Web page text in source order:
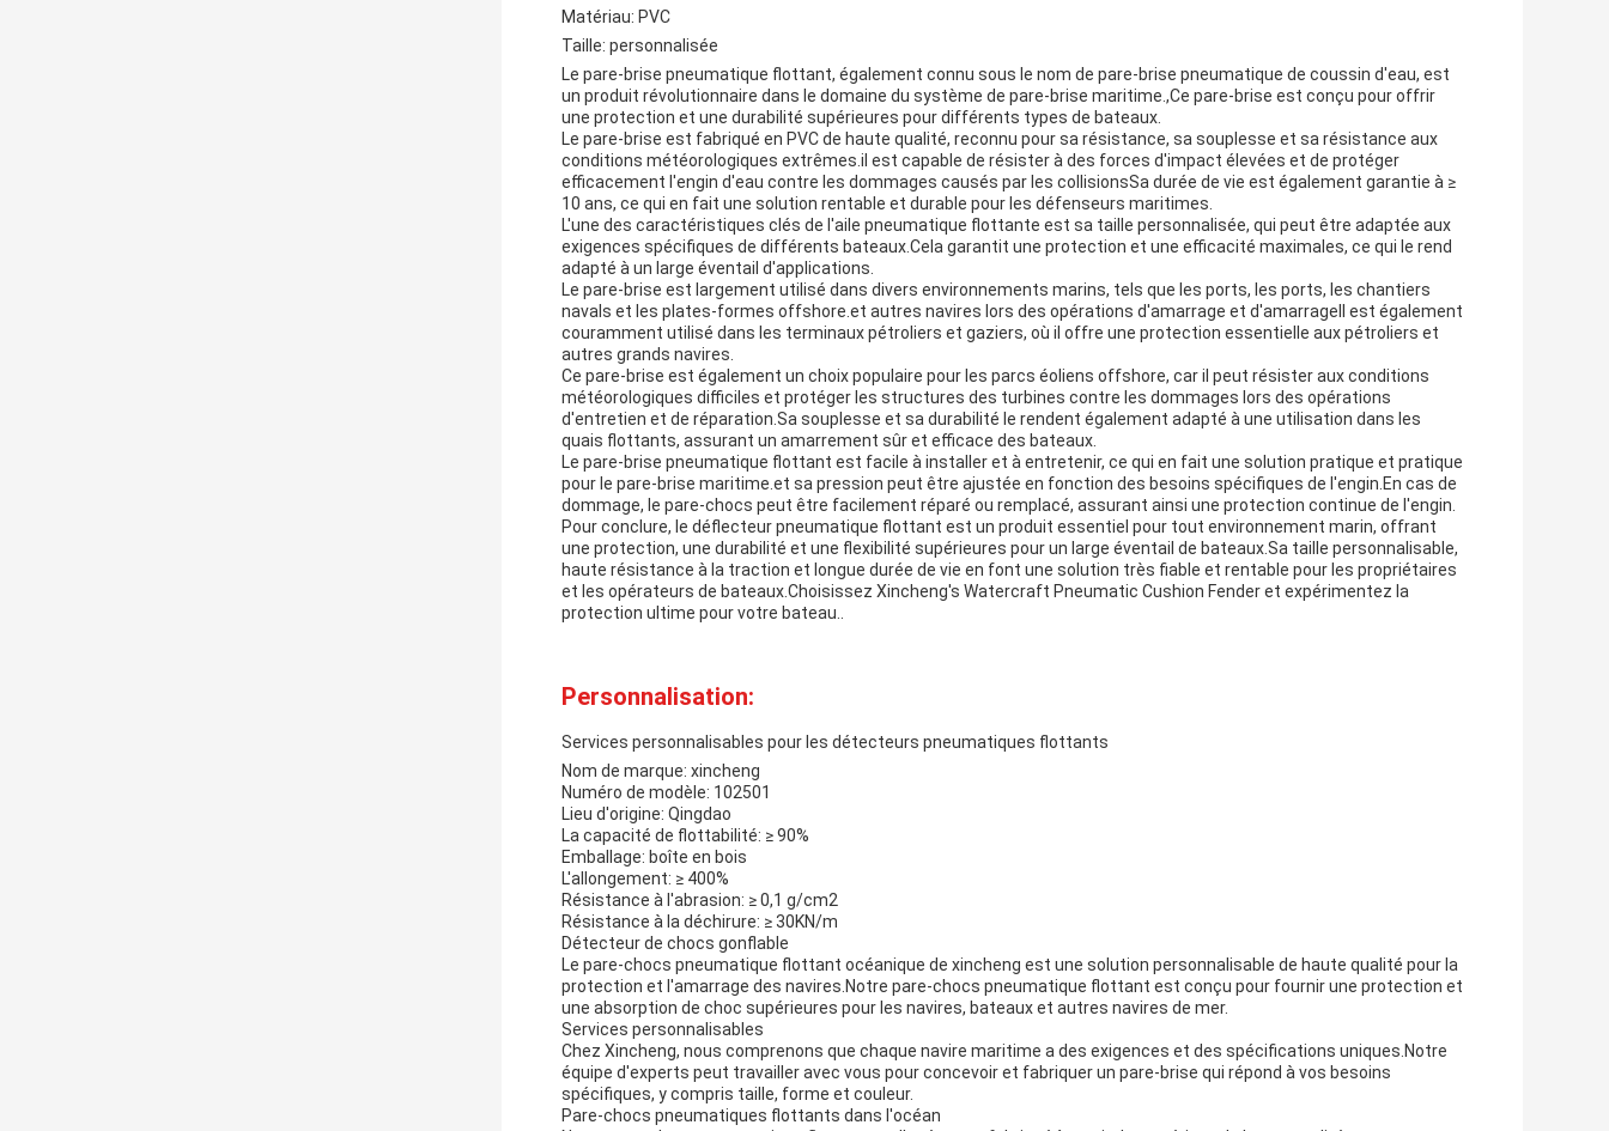
Matériau: PVC
Taille: personnalisée
Le pare-brise pneumatique flottant, également connu sous le nom de pare-brise pneumatique de coussin d'eau, est
un produit révolutionnaire dans le domaine du système de pare-brise maritime.,Ce pare-brise est conçu pour offrir
une protection et une durabilité supérieures pour différents types de bateaux.
Le pare-brise est fabriqué en PVC de haute qualité, reconnu pour sa résistance, sa souplesse et sa résistance aux
conditions météorologiques extrêmes.il est capable de résister à des forces d'impact élevées et de protéger
efficacement l'engin d'eau contre les dommages causés par les collisionsSa durée de vie est également garantie à ≥
10 ans, ce qui en fait une solution rentable et durable pour les défenseurs maritimes.
L'une des caractéristiques clés de l'aile pneumatique flottante est sa taille personnalisée, qui peut être adaptée aux
exigences spécifiques de différents bateaux.Cela garantit une protection et une efficacité maximales, ce qui le rend
adapté à un large éventail d'applications.
Le pare-brise est largement utilisé dans divers environnements marins, tels que les ports, les ports, les chantiers
navals et les plates-formes offshore.et autres navires lors des opérations d'amarrage et d'amarrageIl est également
couramment utilisé dans les terminaux pétroliers et gaziers, où il offre une protection essentielle aux pétroliers et
autres grands navires.
Ce pare-brise est également un choix populaire pour les parcs éoliens offshore, car il peut résister aux conditions
météorologiques difficiles et protéger les structures des turbines contre les dommages lors des opérations
d'entretien et de réparation.Sa souplesse et sa durabilité le rendent également adapté à une utilisation dans les
quais flottants, assurant un amarrement sûr et efficace des bateaux.
Le pare-brise pneumatique flottant est facile à installer et à entretenir, ce qui en fait une solution pratique et pratique
pour le pare-brise maritime.et sa pression peut être ajustée en fonction des besoins spécifiques de l'engin.En cas de
dommage, le pare-chocs peut être facilement réparé ou remplacé, assurant ainsi une protection continue de l'engin.
Pour conclure, le déflecteur pneumatique flottant est un produit essentiel pour tout environnement marin, offrant
une protection, une durabilité et une flexibilité supérieures pour un large éventail de bateaux.Sa taille personnalisable,
haute résistance à la traction et longue durée de vie en font une solution très fiable et rentable pour les propriétaires
et les opérateurs de bateaux.Choisissez Xincheng's Watercraft Pneumatic Cushion Fender et expérimentez la
protection ultime pour votre bateau..
Personnalisation:
Services personnalisables pour les détecteurs pneumatiques flottants
Nom de marque: xincheng
Numéro de modèle: 102501
Lieu d'origine: Qingdao
La capacité de flottabilité: ≥ 90%
Emballage: boîte en bois
L'allongement: ≥ 400%
Résistance à l'abrasion: ≥ 0,1 g/cm2
Résistance à la déchirure: ≥ 30KN/m
Détecteur de chocs gonflable
Le pare-chocs pneumatique flottant océanique de xincheng est une solution personnalisable de haute qualité pour la
protection et l'amarrage des navires.Notre pare-chocs pneumatique flottant est conçu pour fournir une protection et
une absorption de choc supérieures pour les navires, bateaux et autres navires de mer.
Services personnalisables
Chez Xincheng, nous comprenons que chaque navire maritime a des exigences et des spécifications uniques.Notre
équipe d'experts peut travailler avec vous pour concevoir et fabriquer un pare-brise qui répond à vos besoins
spécifiques, y compris taille, forme et couleur.
Pare-chocs pneumatiques flottants dans l'océan